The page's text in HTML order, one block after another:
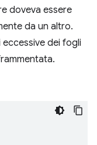
doveva essere
da un altro.
dei fogli